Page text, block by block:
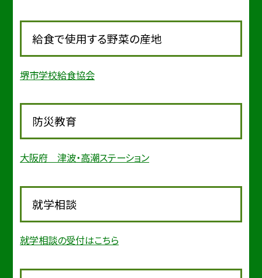
給食で使用する野菜の産地
堺市学校給食協会
防災教育
大阪府 津波・高潮ステーション
就学相談
就学相談の受付はこちら